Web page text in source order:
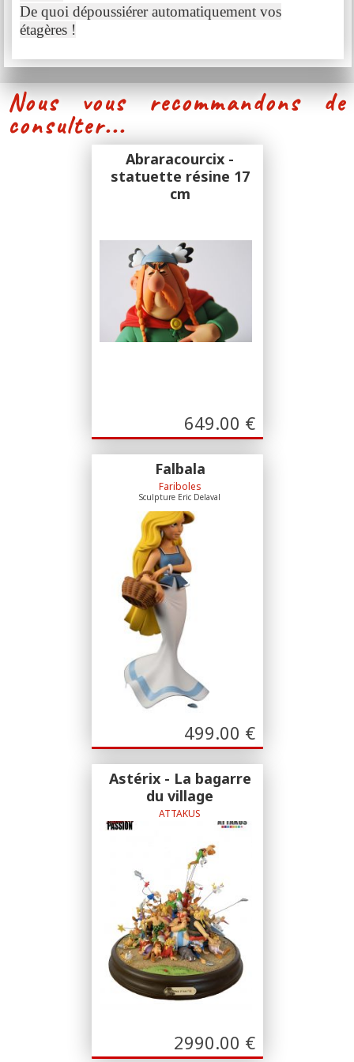
De quoi dépoussiérer automatiquement vos
étagères !
Nous vous recommandons de
consulter...
Abraracourcix -
statuette résine 17
cm
649.00 €
Falbala
Fariboles
Sculpture Eric Delaval
499.00 €
Astérix - La bagarre
du village
ATTAKUS
2990.00 €